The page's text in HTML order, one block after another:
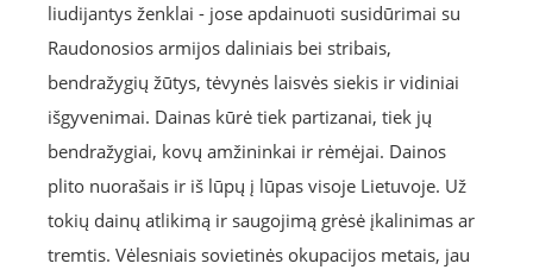
liudijantys ženklai - jose apdainuoti susidūrimai su
Raudonosios armijos daliniais bei stribais,
bendražygių žūtys, tėvynės laisvės siekis ir vidiniai
išgyvenimai. Dainas kūrė tiek partizanai, tiek jų
bendražygiai, kovų amžininkai ir rėmėjai. Dainos
plito nuorašais ir iš lūpų į lūpas visoje Lietuvoje. Už
tokių dainų atlikimą ir saugojimą grėsė įkalinimas ar
tremtis. Vėlesniais sovietinės okupacijos metais, jau